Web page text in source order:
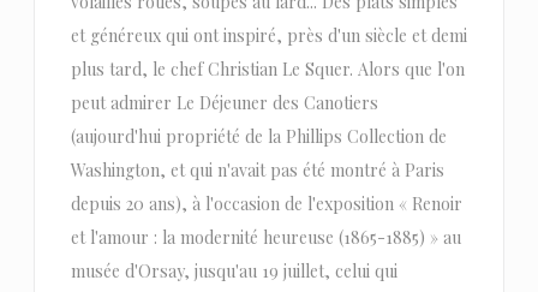
et généreux qui ont inspiré, près d'un siècle et demi
plus tard, le chef Christian Le Squer. Alors que l'on
peut admirer Le Déjeuner des Canotiers
(aujourd'hui propriété de la Phillips Collection de
Washington, et qui n'avait pas été montré à Paris
depuis 20 ans), à l'occasion de l'exposition « Renoir
et l'amour : la modernité heureuse (1865-1885) » au
musée d'Orsay, jusqu'au 19 juillet, celui qui